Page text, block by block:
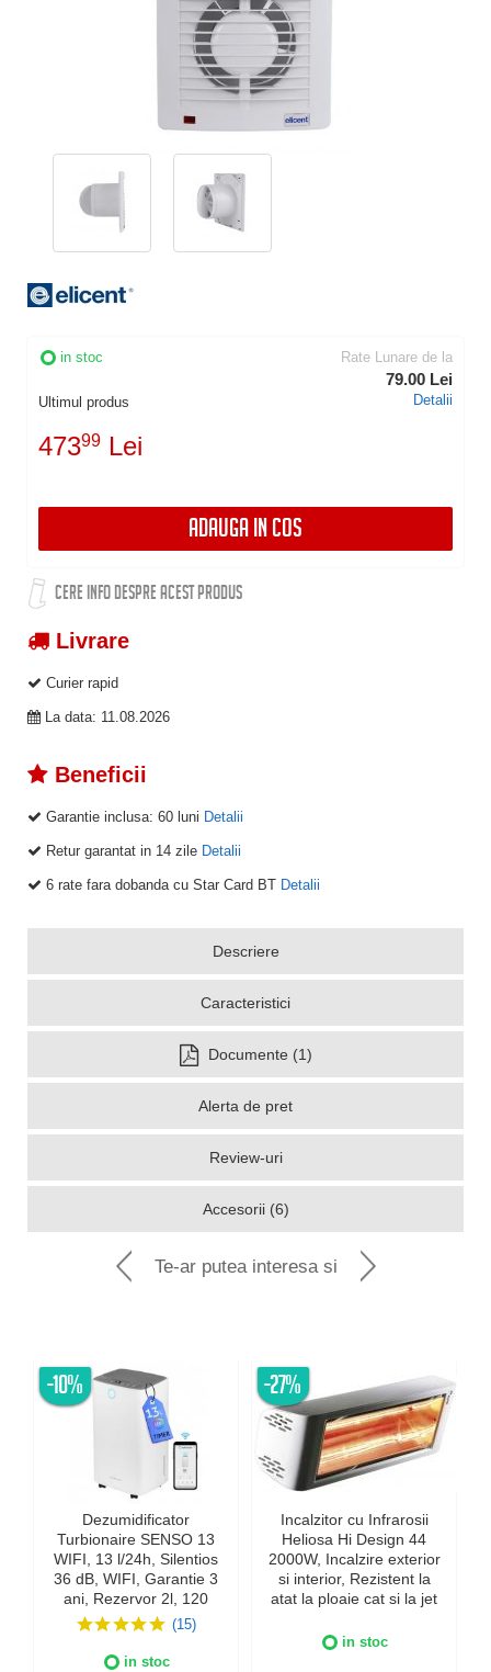
in stoc
Ultimul produs
47399 Lei
Rate Lunare de la
79.00 Lei
Detalii
ADAUGA IN COS
CERE INFO DESPRE ACEST PRODUS
Livrare
Curier rapid
La data: 11.08.2026
Beneficii
Garantie inclusa: 60 luni Detalii
Retur garantat in 14 zile Detalii
6 rate fara dobanda cu Star Card BT Detalii
Descriere
Caracteristici
Documente (1)
Alerta de pret
Review-uri
Accesorii (6)
Te-ar putea interesa si
-10%
Dezumidificator
Turbionaire SENSO 13
WIFI, 13 l/24h, Silentios
36 dB, WIFI, Garantie 3
ani, Rezervor 2l, 120
m³/h, Control digital,
Indicator luminos
umiditate, Timer, Display
(15)
in stoc
-27%
Incalzitor cu Infrarosii
Heliosa Hi Design 44
2000W, Incalzire exterior
si interior, Rezistent la
atat la ploaie cat si la jet
Culoare Alba, IPX5
in stoc